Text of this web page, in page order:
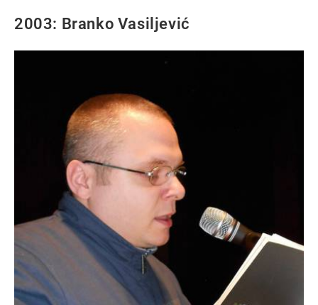
2003: Branko Vasiljević